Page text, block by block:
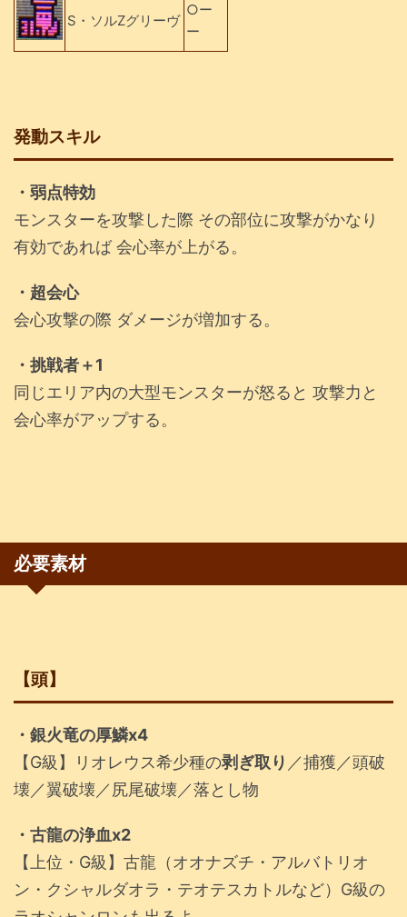
S・ソルZグリーヴ
○ー
ー
発動スキル
・弱点特効
モンスターを攻撃した際 その部位に攻撃がかなり
有効であれば 会心率が上がる。
・超会心
会心攻撃の際 ダメージが増加する。
・挑戦者＋1
同じエリア内の大型モンスターが怒ると 攻撃力と
会心率がアップする。
必要素材
【頭】
・銀火竜の厚鱗x4
【G級】リオレウス希少種の剥ぎ取り ／捕獲／頭破
壊／翼破壊／尻尾破壊／落とし物
・古龍の浄血x2
【上位・G級】古龍（オオナズチ・アルバトリオ
ン・クシャルダオラ・テオテスカトルなど）G級の